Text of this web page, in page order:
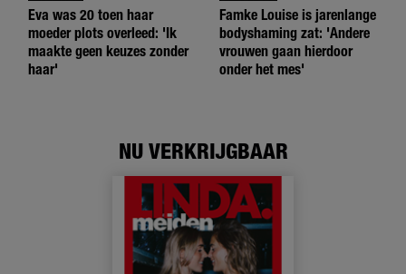
Eva was 20 toen haar
moeder plots overleed: 'Ik
maakte geen keuzes zonder
haar'
Famke Louise is jarenlange
bodyshaming zat: 'Andere
vrouwen gaan hierdoor
onder het mes'
NU VERKRIJGBAAR